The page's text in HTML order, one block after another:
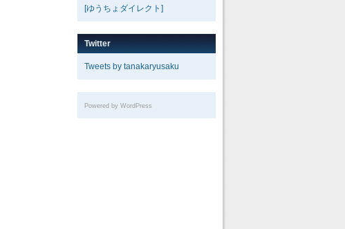
[ゆうちょダイレクト]
Twitter
Tweets by tanakaryusaku
Powered by WordPress